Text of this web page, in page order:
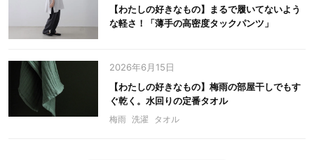
【わたしの好きなもの】まるで履いてないよう
な軽さ！「薄手の高密度タックパンツ」
2026年6月15日
【わたしの好きなもの】梅雨の部屋干しでもす
ぐ乾く。水回りの定番タオル
梅雨 洗濯 タオル